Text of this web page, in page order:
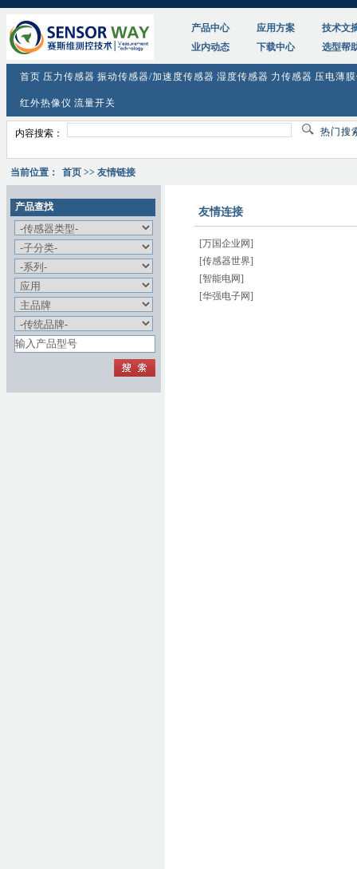
产品中心 应用方案
技术文
业内动态
下载中心 选型帮
首页 压力传感器 振动传感器/加速度传感器 湿度传感器 力传感器 压电薄
红外热像仪 流量开关
内容搜索： 热门搜
当前位置： 首页 >> 友情链接
产品查找 友情连接
[万国企业网]
[传感器世界]
[智能电网]
[华强电子网]